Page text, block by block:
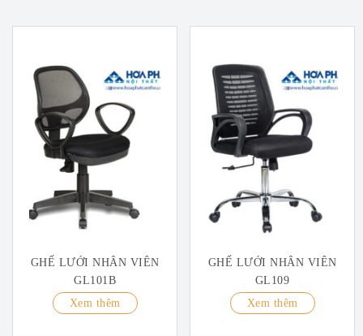
GHẾ LƯỚI NHÂN VIÊN
GL101B
Xem thêm
GHẾ LƯỚI NHÂN VIÊN
GL109
Xem thêm